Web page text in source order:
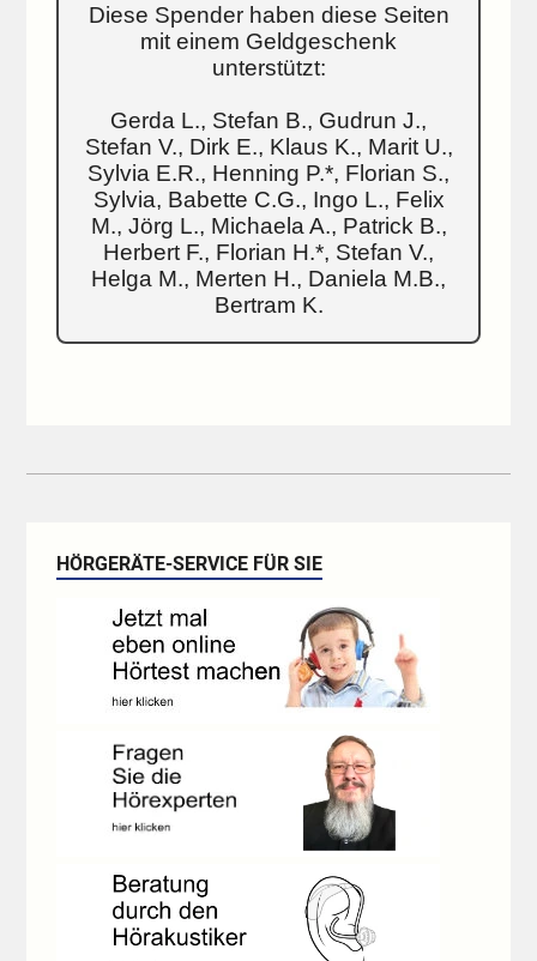
Diese Spender haben diese Seiten
mit einem Geldgeschenk
unterstützt:
Gerda L., Stefan B., Gudrun J.,
Stefan V., Dirk E., Klaus K., Marit U.,
Sylvia E.R., Henning P.*, Florian S.,
Sylvia, Babette C.G., Ingo L., Felix
M., Jörg L., Michaela A., Patrick B.,
Herbert F., Florian H.*, Stefan V.,
Helga M., Merten H., Daniela M.B.,
Bertram K.
HÖRGERÄTE-SERVICE FÜR SIE